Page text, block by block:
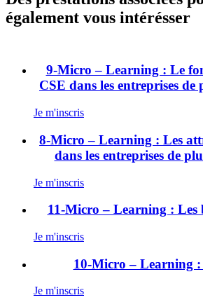
également vous intérésser
9-Micro – Learning : Le
CSE dans les entreprises de
Je m'inscris
8-Micro – Learning : Les
dans les entreprises de
Je m'inscris
11-Micro – Learning : Les
Je m'inscris
10-Micro – Learning
Je m'inscris